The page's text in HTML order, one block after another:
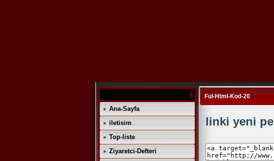
Ana-Sayfa
iletisim
Top-liste
Ziyaretci-Defteri
Ful-Html-Kod-20
linki yeni